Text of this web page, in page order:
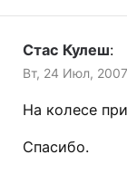
Стас Кулеш:
Вт, 24 Июл,
На колесе
Спасибо.